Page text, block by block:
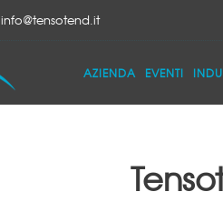
info@tensotend.it
AZIENDA EVENTI